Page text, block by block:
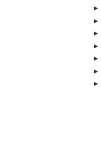
►
►
►
►
►
►
►